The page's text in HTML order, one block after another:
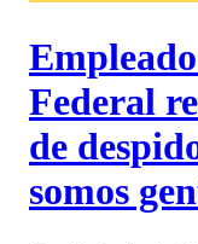
Federal
de
somos